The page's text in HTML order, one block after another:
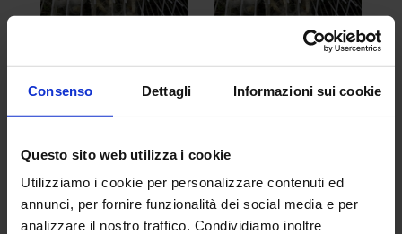
Consenso Dettagli Informazioni sui cookie
Questo sito web utilizza i cookie
Utilizziamo i cookie per personalizzare contenuti ed
annunci, per fornire funzionalità dei social media e per
analizzare il nostro traffico. Condividiamo inoltre
Webinar SILK 25-11-2020.png